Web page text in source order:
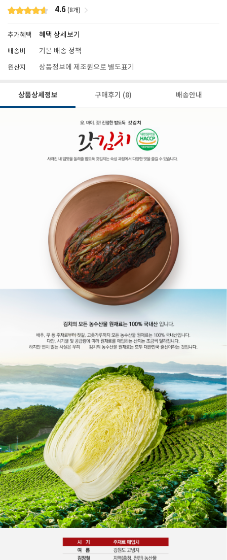
4.6 (8개)
추가혜택 혜택 상세보기
배송비 기본 배송 정책
원산지 상품정보에 제조원으로 별도표기
상품상세정보 구매후기 (8) 배송안내